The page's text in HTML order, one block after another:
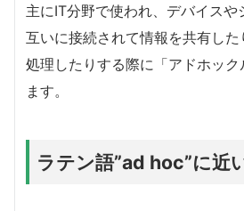
主にIT分野で使われ、デバイスや
互いに接続されて情報を共有し
処理したりする際に「アドホッ
ます。
ラテン語”ad hoc”に近